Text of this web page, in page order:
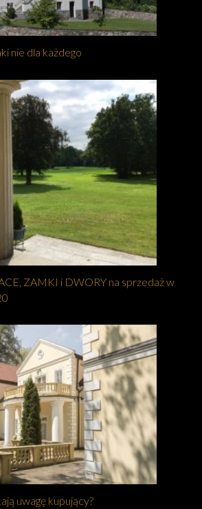
nie dla każdego
ZAMKI i DWORY na sprzedaż w
uwagę kupujący?